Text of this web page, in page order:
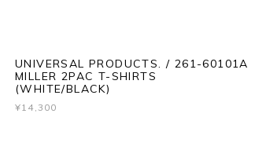
UNIVERSAL PRODUCTS. / 261-60101A
MILLER 2PAC T-SHIRTS
(WHITE/BLACK)
¥14,300